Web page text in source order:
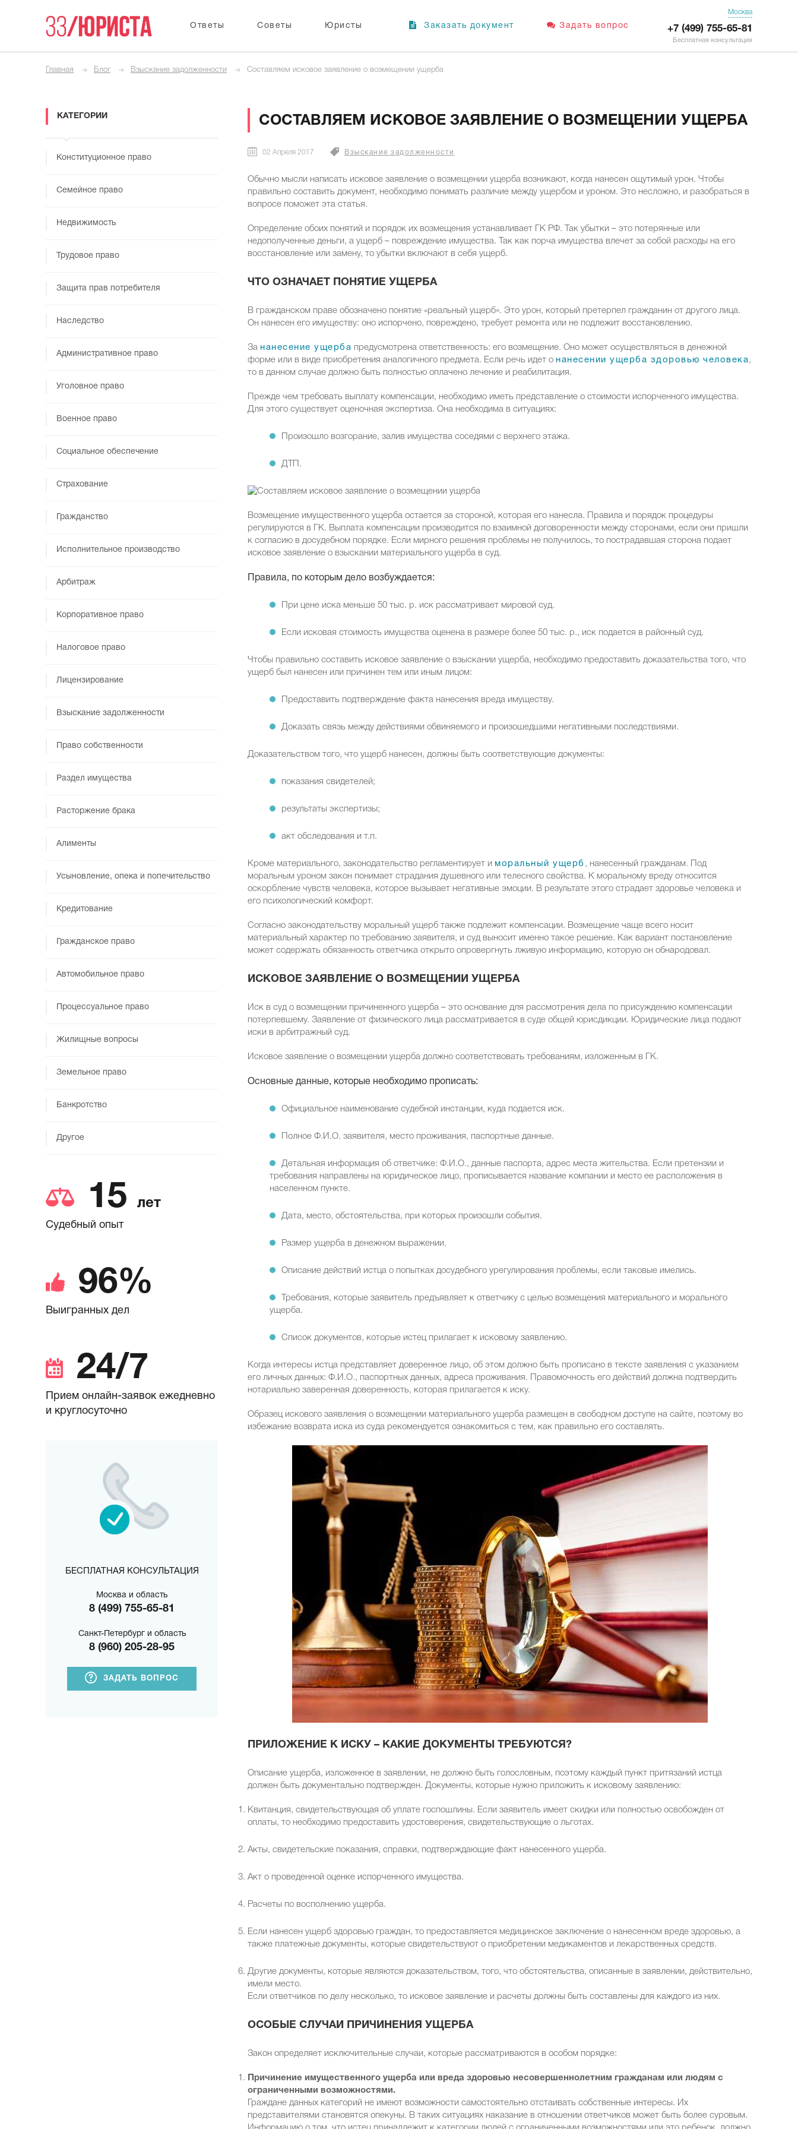
Ответы Советы Юристы Заказать документ Задать вопрос
Москва
+7 (499) 755-65-81
Бесплатная консультация
Главная Блог Взыскание задолженности Составляем исковое заявление о возмещении ущерба
КАТЕГОРИИ
Конституционное право
Семейное право
Недвижимость
Трудовое право
Защита прав потребителя
Наследство
Административное право
Уголовное право
Военное право
Социальное обеспечение
Страхование
Гражданство
Исполнительное производство
Арбитраж
Корпоративное право
Налоговое право
Лицензирование
Взыскание задолженности
Право собственности
Раздел имущества
Расторжение брака
Алименты
Усыновление, опека и попечительство
Кредитование
Гражданское право
Автомобильное право
Процессуальное право
Жилищные вопросы
Земельное право
Банкротство
Другое
15 лет
Судебный опыт
96%
Выигранных дел
24/7
Прием онлайн-заявок ежедневно
и круглосуточно
БЕСПЛАТНАЯ КОНСУЛЬТАЦИЯ
Москва и область
8 (499) 755-65-81
Санкт-Петербург и область
8 (960) 205-28-95
ЗАДАТЬ ВОПРОС
СОСТАВЛЯЕМ ИСКОВОЕ ЗАЯВЛЕНИЕ О ВОЗМЕЩЕНИИ УЩЕРБА
02 Апреля 2017 Взыскание задолженности
Обычно мысли написать исковое заявление о возмещении ущерба возникают, когда нанесен ощутимый урон. Чтобы
правильно составить документ, необходимо понимать различие между ущербом и уроном. Это несложно, и разобраться в
вопросе поможет эта статья.
Определение обоих понятий и порядок их возмещения устанавливает ГК РФ. Так убытки – это потерянные или
недополученные деньги, а ущерб – повреждение имущества. Так как порча имущества влечет за собой расходы на его
восстановление или замену, то убытки включают в себя ущерб.
ЧТО ОЗНАЧАЕТ ПОНЯТИЕ УЩЕРБА
В гражданском праве обозначено понятие «реальный ущерб». Это урон, который претерпел гражданин от другого лица.
Он нанесен его имуществу: оно испорчено, повреждено, требует ремонта или не подлежит восстановлению.
За нанесение ущерба предусмотрена ответственность: его возмещение. Оно может осуществляться в денежной
форме или в виде приобретения аналогичного предмета. Если речь идет о нанесении ущерба здоровью человека,
то в данном случае должно быть полностью оплачено лечение и реабилитация.
Прежде чем требовать выплату компенсации, необходимо иметь представление о стоимости испорченного имущества.
Для этого существует оценочная экспертиза. Она необходима в ситуациях:
Произошло возгорание, залив имущества соседями с верхнего этажа.
ДТП.
Возмещение имущественного ущерба остается за стороной, которая его нанесла. Правила и порядок процедуры
регулируются в ГК. Выплата компенсации производится по взаимной договоренности между сторонами, если они пришли
к согласию в досудебном порядке. Если мирного решения проблемы не получилось, то пострадавшая сторона подает
исковое заявление о взыскании материального ущерба в суд.
Правила, по которым дело возбуждается:
При цене иска меньше 50 тыс. р. иск рассматривает мировой суд.
Если исковая стоимость имущества оценена в размере более 50 тыс. р., иск подается в районный суд.
Чтобы правильно составить исковое заявление о взыскании ущерба, необходимо предоставить доказательства того, что
ущерб был нанесен или причинен тем или иным лицом:
Предоставить подтверждение факта нанесения вреда имуществу.
Доказать связь между действиями обвиняемого и произошедшими негативными последствиями.
Доказательством того, что ущерб нанесен, должны быть соответствующие документы:
показания свидетелей;
результаты экспертизы;
акт обследования и т.п.
Кроме материального, законодательство регламентирует и моральный ущерб , нанесенный гражданам. Под
моральным уроном закон понимает страдания душевного или телесного свойства. К моральному вреду относится
оскорбление чувств человека, которое вызывает негативные эмоции. В результате этого страдает здоровье человека и
его психологический комфорт.
Согласно законодательству моральный ущерб также подлежит компенсации. Возмещение чаще всего носит
материальный характер по требованию заявителя, и суд выносит именно такое решение. Как вариант постановление
может содержать обязанность ответчика открыто опровергнуть лживую информацию, которую он обнародовал.
ИСКОВОЕ ЗАЯВЛЕНИЕ О ВОЗМЕЩЕНИИ УЩЕРБА
Иск в суд о возмещении причиненного ущерба – это основание для рассмотрения дела по присуждению компенсации
потерпевшему. Заявление от физического лица рассматривается в суде общей юрисдикции. Юридические лица подают
иски в арбитражный суд.
Исковое заявление о возмещении ущерба должно соответствовать требованиям, изложенным в ГК.
Основные данные, которые необходимо прописать:
Официальное наименование судебной инстанции, куда подается иск.
Полное Ф.И.О. заявителя, место проживания, паспортные данные.
Детальная информация об ответчике: Ф.И.О., данные паспорта, адрес места жительства. Если претензии и
требования направлены на юридическое лицо, прописывается название компании и место ее расположения в
населенном пункте.
Дата, место, обстоятельства, при которых произошли события.
Размер ущерба в денежном выражении.
Описание действий истца о попытках досудебного урегулирования проблемы, если таковые имелись.
Требования, которые заявитель предъявляет к ответчику с целью возмещения материального и морального
ущерба.
Список документов, которые истец прилагает к исковому заявлению.
Когда интересы истца представляет доверенное лицо, об этом должно быть прописано в тексте заявления с указанием
его личных данных: Ф.И.О., паспортных данных, адреса проживания. Правомочность его действий должна подтвердить
нотариально заверенная доверенность, которая прилагается к иску.
Образец искового заявления о возмещении материального ущерба размещен в свободном доступе на сайте, поэтому во
избежание возврата иска из суда рекомендуется ознакомиться с тем, как правильно его составлять.
ПРИЛОЖЕНИЕ К ИСКУ – КАКИЕ ДОКУМЕНТЫ ТРЕБУЮТСЯ?
Описание ущерба, изложенное в заявлении, не должно быть голословным, поэтому каждый пункт притязаний истца
должен быть документально подтвержден. Документы, которые нужно приложить к исковому заявлению:
Квитанция, свидетельствующая об уплате госпошлины. Если заявитель имеет скидки или полностью освобожден от
оплаты, то необходимо предоставить удостоверения, свидетельствующие о льготах.
Акты, свидетельские показания, справки, подтверждающие факт нанесенного ущерба.
Акт о проведенной оценке испорченного имущества.
Расчеты по восполнению ущерба.
Если нанесен ущерб здоровью граждан, то предоставляется медицинское заключение о нанесенном вреде здоровью, а
также платежные документы, которые свидетельствуют о приобретении медикаментов и лекарственных средств.
Другие документы, которые являются доказательством, того, что обстоятельства, описанные в заявлении, действительно,
имели место.
Если ответчиков по делу несколько, то исковое заявление и расчеты должны быть составлены для каждого из них.
ОСОБЫЕ СЛУЧАИ ПРИЧИНЕНИЯ УЩЕРБА
Закон определяет исключительные случаи, которые рассматриваются в особом порядке:
Причинение имущественного ущерба или вреда здоровью несовершеннолетним гражданам или людям с
ограниченными возможностями.
Граждане данных категорий не имеют возможности самостоятельно отстаивать собственные интересы. Их
представителями становятся опекуны. В таких ситуациях наказание в отношении ответчиков может быть более суровым.